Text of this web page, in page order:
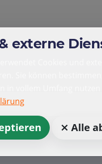
externe
Cookies und
⨯ Alle